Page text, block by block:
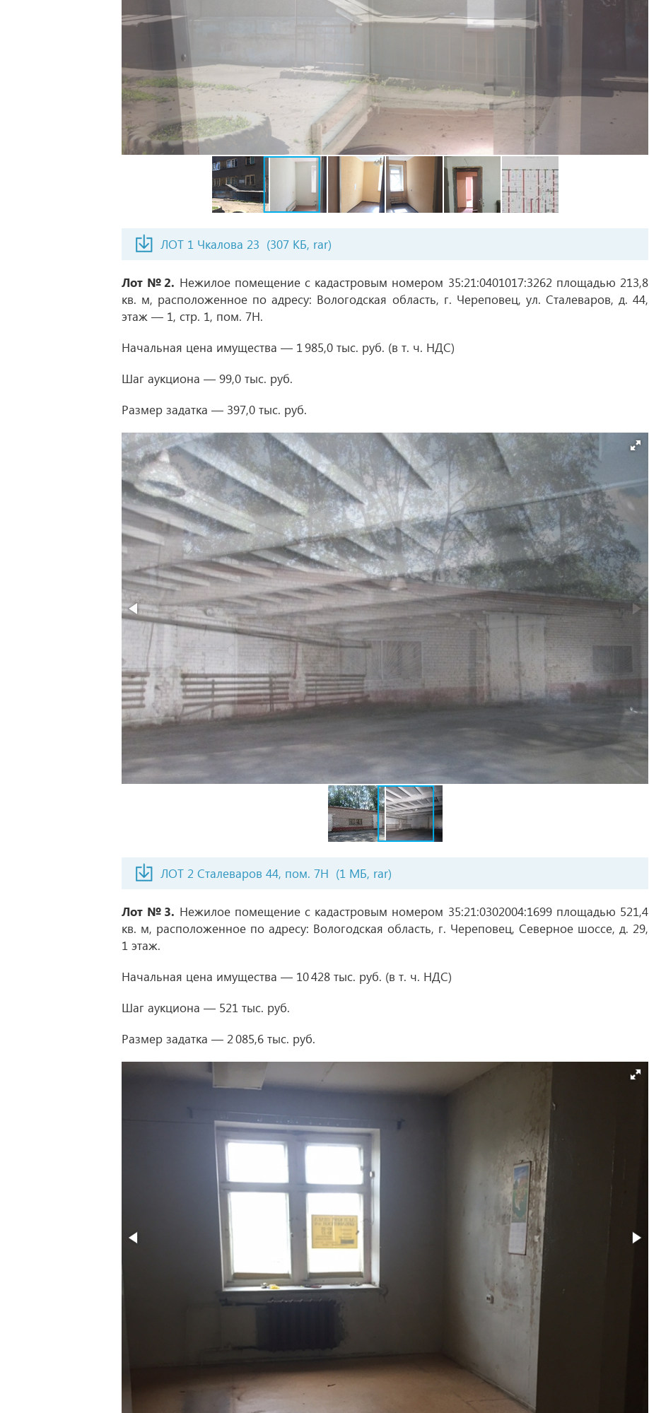
ЛОТ 1 Чкалова 23 (307 КБ, rar)
Лот № 2. Нежилое помещение с кадастровым номером 35:21:0401017:3262 площадью 213,8
кв. м, расположенное по адресу: Вологодская область, г. Череповец, ул. Сталеваров, д. 44,
этаж — 1, стр. 1, пом. 7Н.
Начальная цена имущества — 1 985,0 тыс. руб. (в т. ч. НДС)
Шаг аукциона — 99,0 тыс. руб.
Размер задатка — 397,0 тыс. руб.
ЛОТ 2 Сталеваров 44, пом. 7Н (1 МБ, rar)
Лот № 3. Нежилое помещение с кадастровым номером 35:21:0302004:1699 площадью 521,4
кв. м, расположенное по адресу: Вологодская область, г. Череповец, Северное шоссе, д. 29,
1 этаж.
Начальная цена имущества — 10 428 тыс. руб. (в т. ч. НДС)
Шаг аукциона — 521 тыс. руб.
Размер задатка — 2 085,6 тыс. руб.